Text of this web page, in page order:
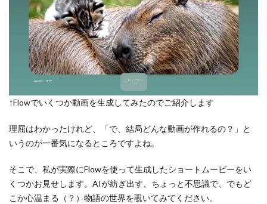
↑Flowでいくつか動画を生成してみたのでご紹介します
理屈はわかったけれど、「で、結局どんな動画が作れるの？」と
いうのが一番気になるところですよね。
そこで、私が実際にFlowを使って生成したショートムービーをい
くつかお見せします。AIが紡ぎ出す、ちょっと不思議で、でもど
こか心温まる（？）物語の世界を覗いてみてください。